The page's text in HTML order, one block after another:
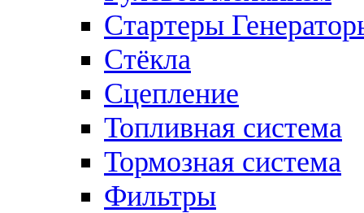
Стартеры
Стёкла
Сцепление
Топливная система
Тормозная система
Фильтры